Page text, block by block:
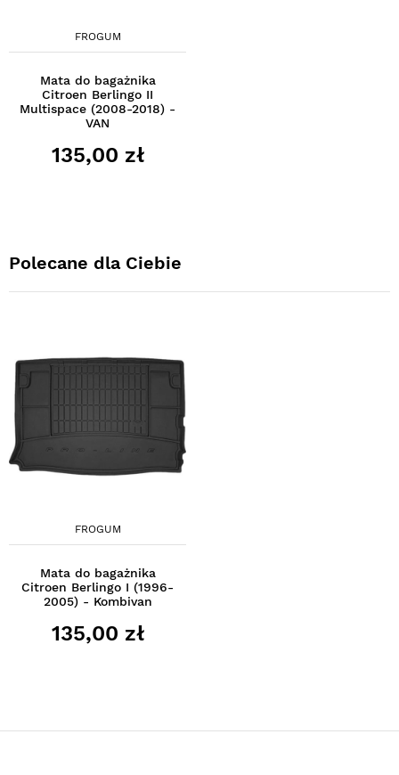
FROGUM
Mata do bagażnika
Citroen Berlingo II
Multispace (2008-2018) -
VAN
135,00 zł
Polecane dla Ciebie
FROGUM
Mata do bagażnika
Citroen Berlingo I (1996-
2005) - Kombivan
135,00 zł